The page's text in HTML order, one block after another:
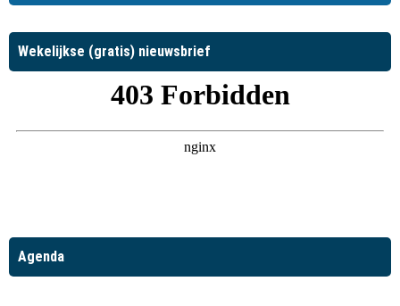
Wekelijkse (gratis) nieuwsbrief
Agenda